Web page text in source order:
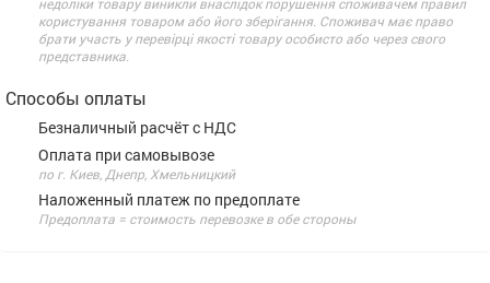
користування товаром або його зберігання. Споживач має право
брати участь у перевірці якості товару особисто або через свого
представника.
Способы оплаты
Безналичный расчёт с НДС
Оплата при самовывозе
по г. Киев, Днепр, Хмельницкий
Наложенный платеж по предоплате
Предоплата = стоимость перевозке в обе стороны